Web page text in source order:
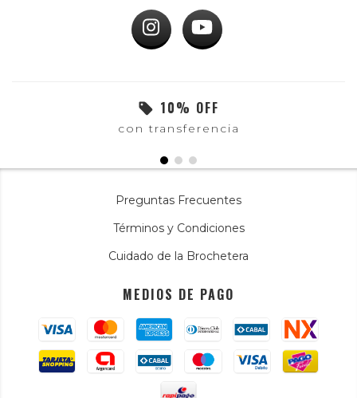
10% OFF
con transferencia
Preguntas Frecuentes
Términos y Condiciones
Cuidado de la Brochetera
MEDIOS DE PAGO